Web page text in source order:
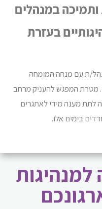
ותמיכה במנהלים
בעזרת
ת עם מנחה המומחה
מטרת המפגש להעניק מרחב
לתת מענה מידי לאתגרים
בימים אלו.